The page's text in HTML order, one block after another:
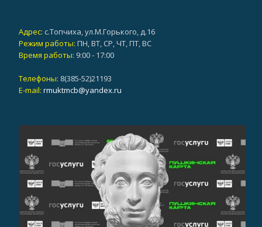
Адрес: с.Топчиха, ул.М.Горького, д.16
Режим работы: ПН, ВТ, СР, ЧТ, ПТ, ВС
Время работы: 9:00 - 17:00
Телефоны: 8(385-52)21193
E-mail: rmuktmcb@yandex.ru